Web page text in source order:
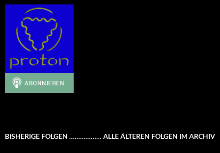
BISHERIGE FOLGEN ……………… ALLE ÄLTEREN FOLGEN IM ARCHIV